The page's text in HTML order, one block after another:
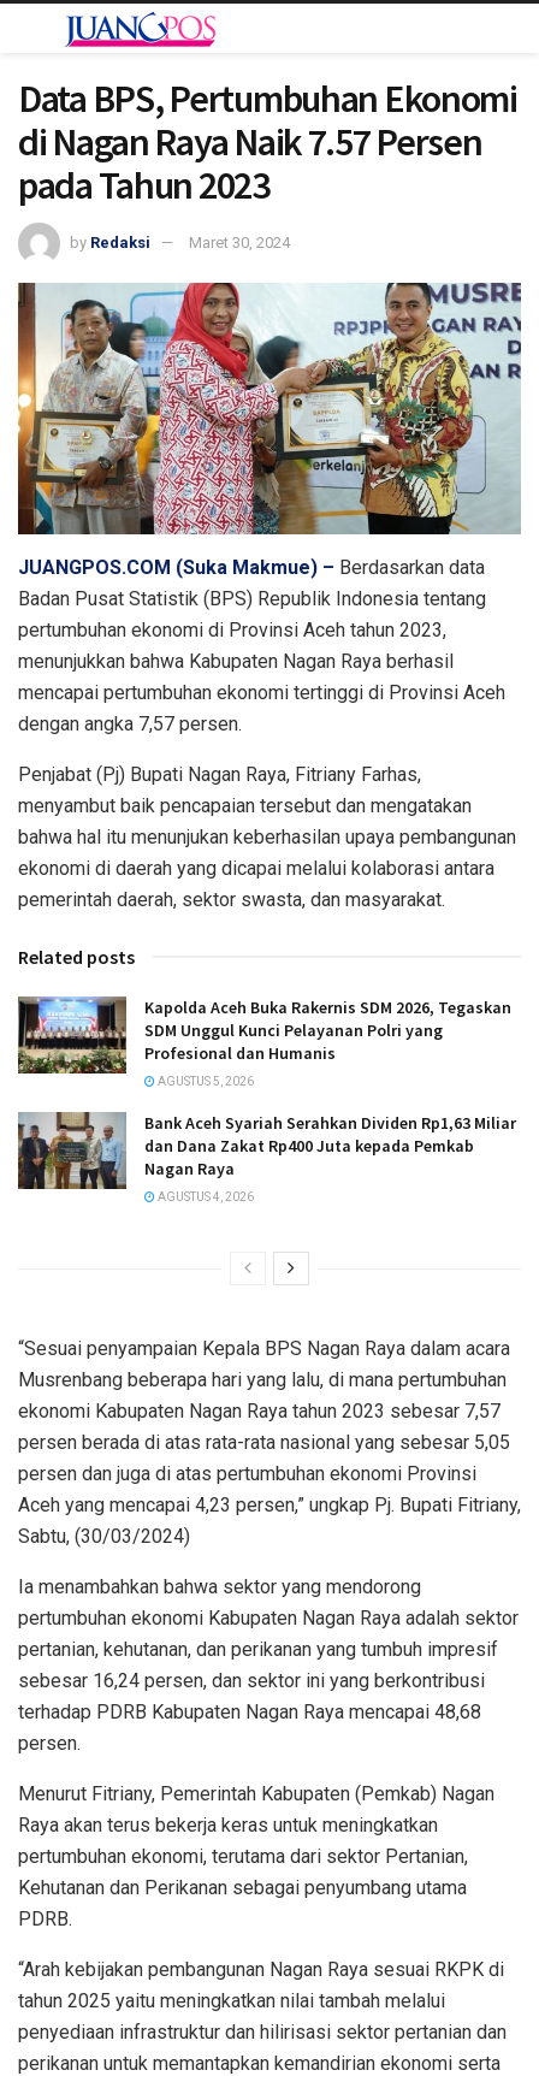
Data BPS, Pertumbuhan Ekonomi
di Nagan Raya Naik 7.57 Persen
pada Tahun 2023
by Redaksi Maret 30, 2024
JUANGPOS.COM (Suka Makmue) – Berdasarkan data
Badan Pusat Statistik (BPS) Republik Indonesia tentang
pertumbuhan ekonomi di Provinsi Aceh tahun 2023,
menunjukkan bahwa Kabupaten Nagan Raya berhasil
mencapai pertumbuhan ekonomi tertinggi di Provinsi Aceh
dengan angka 7,57 persen.
Penjabat (Pj) Bupati Nagan Raya, Fitriany Farhas,
menyambut baik pencapaian tersebut dan mengatakan
bahwa hal itu menunjukan keberhasilan upaya pembangunan
ekonomi di daerah yang dicapai melalui kolaborasi antara
pemerintah daerah, sektor swasta, dan masyarakat.
Related posts
Kapolda Aceh Buka Rakernis SDM 2026, Tegaskan
SDM Unggul Kunci Pelayanan Polri yang
Profesional dan Humanis
AGUSTUS 5, 2026
Bank Aceh Syariah Serahkan Dividen Rp1,63 Miliar
dan Dana Zakat Rp400 Juta kepada Pemkab
Nagan Raya
AGUSTUS 4, 2026
“Sesuai penyampaian Kepala BPS Nagan Raya dalam acara
Musrenbang beberapa hari yang lalu, di mana pertumbuhan
ekonomi Kabupaten Nagan Raya tahun 2023 sebesar 7,57
persen berada di atas rata-rata nasional yang sebesar 5,05
persen dan juga di atas pertumbuhan ekonomi Provinsi
Aceh yang mencapai 4,23 persen,” ungkap Pj. Bupati Fitriany,
Sabtu, (30/03/2024)
Ia menambahkan bahwa sektor yang mendorong
pertumbuhan ekonomi Kabupaten Nagan Raya adalah sektor
pertanian, kehutanan, dan perikanan yang tumbuh impresif
sebesar 16,24 persen, dan sektor ini yang berkontribusi
terhadap PDRB Kabupaten Nagan Raya mencapai 48,68
persen.
Menurut Fitriany, Pemerintah Kabupaten (Pemkab) Nagan
Raya akan terus bekerja keras untuk meningkatkan
pertumbuhan ekonomi, terutama dari sektor Pertanian,
Kehutanan dan Perikanan sebagai penyumbang utama
PDRB.
“Arah kebijakan pembangunan Nagan Raya sesuai RKPK di
tahun 2025 yaitu meningkatkan nilai tambah melalui
penyediaan infrastruktur dan hilirisasi sektor pertanian dan
perikanan untuk memantapkan kemandirian ekonomi serta